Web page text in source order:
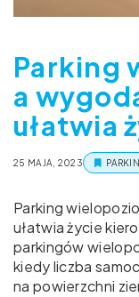
Parking
a
ułatwia
25 MAJA, 2023
Parking
ułatwia życie
parkingów
kiedy liczba
na powierzchni